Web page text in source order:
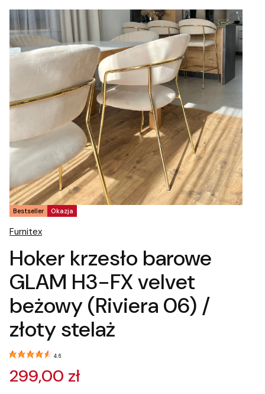
Tagi produktu
Okazja
Bestseller
Furnitex
Hoker krzesło barowe
GLAM H3-FX velvet
beżowy (Riviera 06) /
złoty stelaż
4.6
299,00 zł